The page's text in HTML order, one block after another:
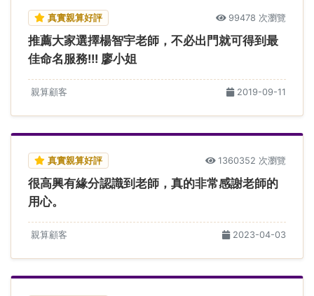
真實親算好評 99478 次瀏覽
推薦大家選擇楊智宇老師，不必出門就可得到最
佳命名服務!!! 廖小姐
親算顧客 2019-09-11
真實親算好評 1360352 次瀏覽
很高興有緣分認識到老師，真的非常感謝老師的
用心。
親算顧客 2023-04-03